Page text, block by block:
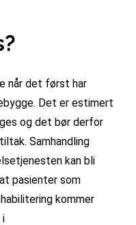
når det først har
Det er estimert
og det bør derfor
Samhandling
kan bli
pasienter som
kommer
i